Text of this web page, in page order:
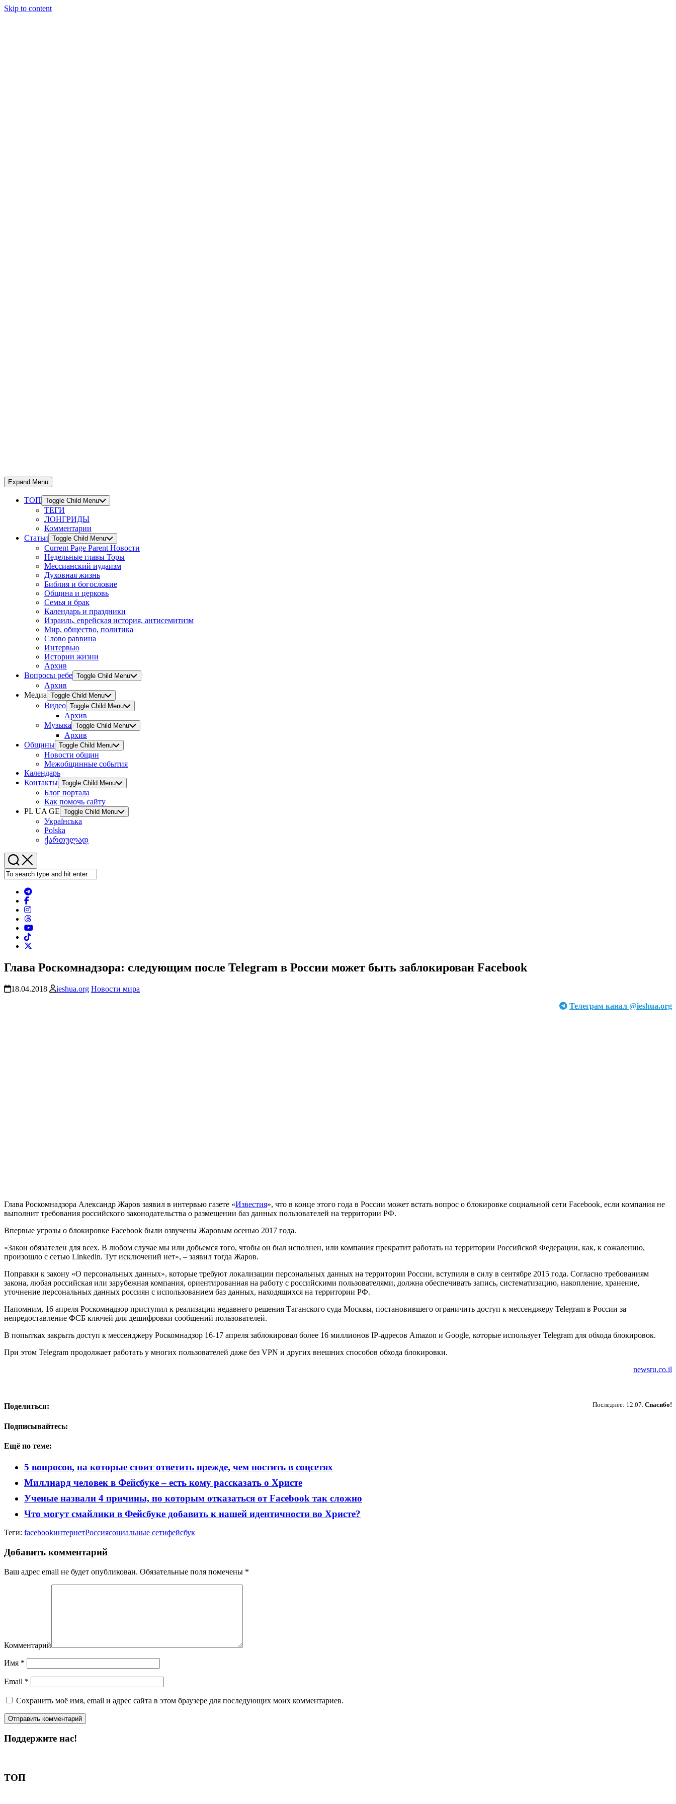
Skip to content
Expand Menu
ТОП Toggle Child Menu
ТЕГИ
ЛОНГРИДЫ
Комментарии
Статьи Toggle Child Menu
Current Page Parent Новости
Недельные главы Торы
Мессианский иудаизм
Духовная жизнь
Библия и богословие
Община и церковь
Семья и брак
Календарь и праздники
Израиль, еврейская история, антисемитизм
Мир, общество, политика
Слово раввина
Интервью
Истории жизни
Архив
Вопросы ребе Toggle Child Menu
Архив
Медиа Toggle Child Menu
Видео Toggle Child Menu
Архив
Музыка Toggle Child Menu
Архив
Общины Toggle Child Menu
Новости общин
Межобщинные события
Календарь
Контакты Toggle Child Menu
Блог портала
Как помочь сайту
PL UA GE Toggle Child Menu
Українська
Polska
ქართულად
Глава Роскомнадзора: следующим после Telegram в России может быть заблокирован Facebook
18.04.2018 ieshua.org Новости мира
Телеграм канал @ieshua.org
Глава Роскомнадзора Александр Жаров заявил в интервью газете «Известия», что в конце этого года в России может встать вопрос о блокировке социальной сети Facebook, если компания не
выполнит требования российского законодательства о размещении баз данных пользователей на территории РФ.
Впервые угрозы о блокировке Facebook были озвучены Жаровым осенью 2017 года.
«Закон обязателен для всех. В любом случае мы или добьемся того, чтобы он был исполнен, или компания прекратит работать на территории Российской Федерации, как, к сожалению,
произошло с сетью Linkedin. Тут исключений нет», – заявил тогда Жаров.
Поправки к закону «О персональных данных», которые требуют локализации персональных данных на территории России, вступили в силу в сентябре 2015 года. Согласно требованиям
закона, любая российская или зарубежная компания, ориентированная на работу с российскими пользователями, должна обеспечивать запись, систематизацию, накопление, хранение,
уточнение персональных данных россиян с использованием баз данных, находящихся на территории РФ.
Напомним, 16 апреля Роскомнадзор приступил к реализации недавнего решения Таганского суда Москвы, постановившего ограничить доступ к мессенджеру Telegram в России за
непредоставление ФСБ ключей для дешифровки сообщений пользователей.
В попытках закрыть доступ к мессенджеру Роскомнадзор 16-17 апреля заблокировал более 16 миллионов IP-адресов Amazon и Google, которые использует Telegram для обхода блокировок.
При этом Telegram продолжает работать у многих пользователей даже без VPN и других внешних способов обхода блокировки.
newsru.co.il
Последнее: 12.07. Спасибо!
Поделиться:
Подписывайтесь:
Ещё по теме:
5 вопросов, на которые стоит ответить прежде, чем постить в соцсетях
Миллиард человек в Фейсбуке – есть кому рассказать о Христе
Ученые назвали 4 причины, по которым отказаться от Facebook так сложно
Что могут смайлики в Фейсбуке добавить к нашей идентичности во Христе?
Теги: facebookинтернетРоссиясоциальные сетифейсбук
Добавить комментарий
Ваш адрес email не будет опубликован. Обязательные поля помечены *
Комментарий
Имя *
Email *
Сохранить моё имя, email и адрес сайта в этом браузере для последующих моих комментариев.
Поддержите нас!
ТОП